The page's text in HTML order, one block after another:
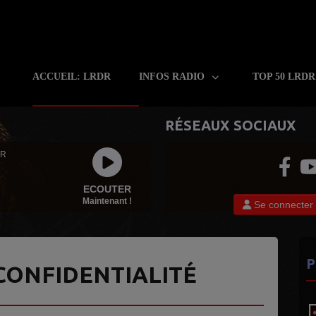
ACCUEIL: LRDR INFOS RADIO TOP 50 LRDR
ECOUTER
Maintenant !
RÉSEAUX SOCIAUX
Se connecter